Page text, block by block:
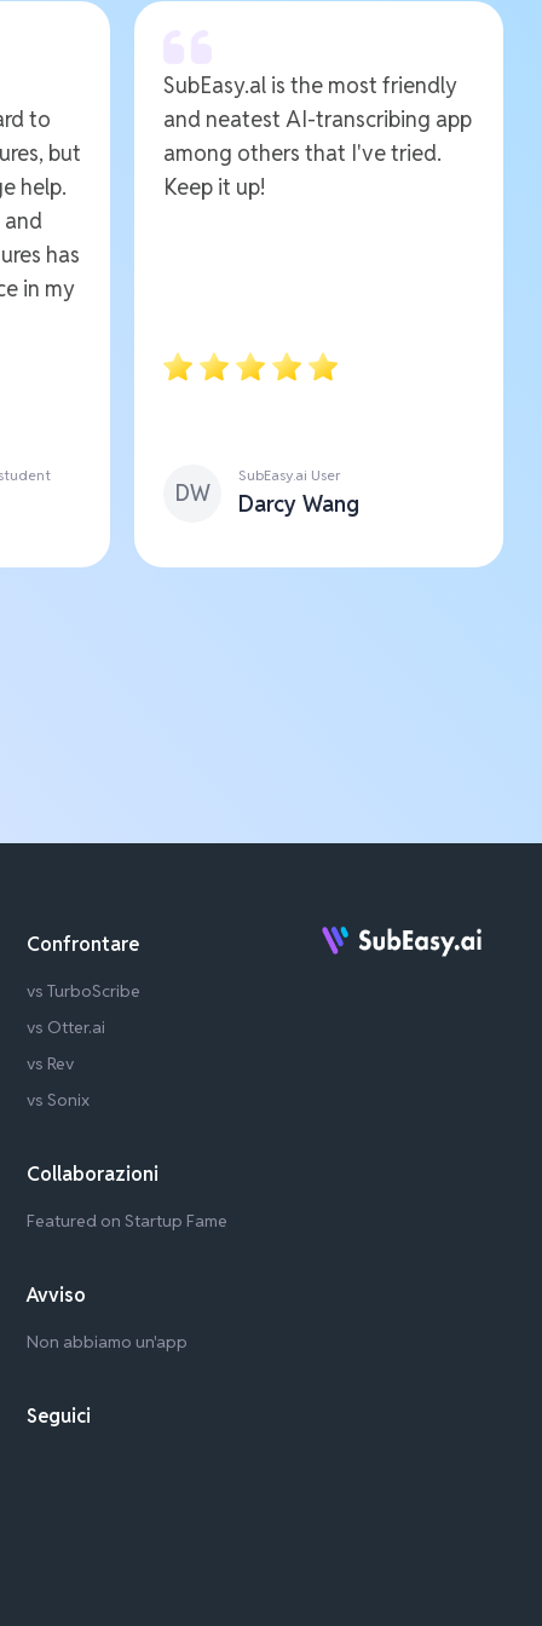
to
but
help.
has
in my
SubEasy.al is the most friendly
and neatest AI-transcribing app
among others that I've tried.
Keep it up!
DW
SubEasy.ai User
Darcy Wang
Confrontare
vs TurboScribe
vs Otter.ai
vs Rev
vs Sonix
Collaborazioni
Featured on Startup Fame
Avviso
Non abbiamo un'app
Seguici